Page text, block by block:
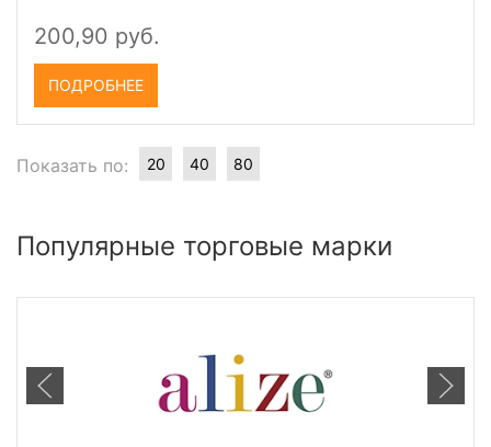
200,90 руб.
ПОДРОБНЕЕ
Показать по: 20 40 80
Популярные торговые марки